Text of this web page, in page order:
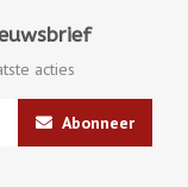
acties
Abonneer